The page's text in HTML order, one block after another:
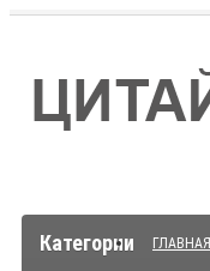
Категории ГЛАВНАЯ